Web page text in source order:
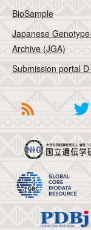
BioSample
Japanese
Archive (JGA)
Submission portal